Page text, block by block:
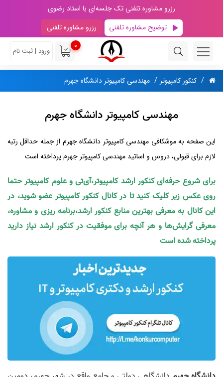
رزرو مشاوره تلفنی تک جلسه‌ای با استاد رضوی
توضیح مشاوره تلفنی
رزرو مشاوره تلفنی
0
ورود | ثبت نام
کنکور کامپیوتر مهندسی کامپیوتر دانشگاه جهرم
مهندسی کامپیوتر دانشگاه جهرم
این صفحه به موشکافی مهندسی کامپیوتر دانشگاه جهرم از جمله حداقل رتبه
لازم برای قبولی، دروس و اساتید مهندسی کامپیوتر جهرم پرداخته است
برای شروع حرفه‌ای کنکور ارشد کامپیوتر،آی‌تی و علوم کامپیوتر حتما
روی عکس زیر کلیک کنید تا در کانال کنکور کامپیوتر عضو شوید، در
این کانال به معرفی بهترین منابع کنکور ارشد،برنامه ریزی و مشاوره،
معرفی گرایش‌ها و هر آنچه برای موفقیت در کنکور ارشد نیاز دارید
پرداخته شده است